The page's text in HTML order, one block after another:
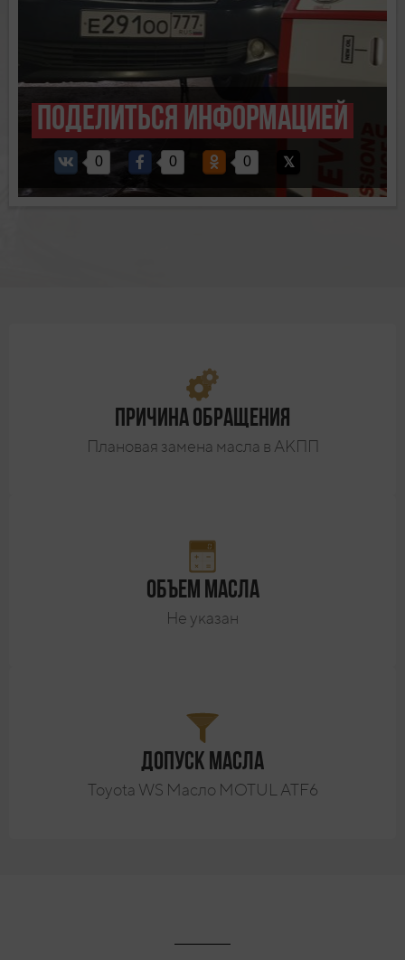
Поделиться информацией
0 0 0
Причина обращения
Плановая замена масла в АКПП
Объем масла
Не указан
Допуск масла
Toyota WS Масло MOTUL ATF6